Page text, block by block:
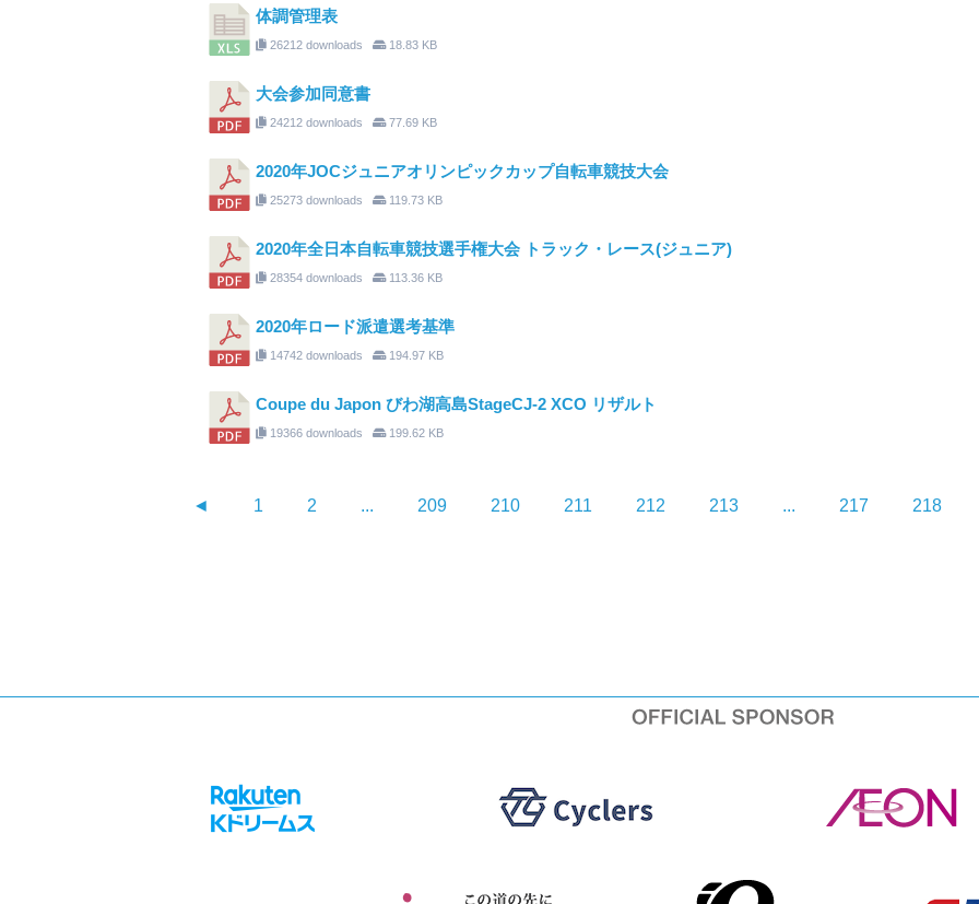
体調管理表
26212 downloads 18.83 KB
大会参加同意書
24212 downloads 77.69 KB
2020年JOCジュニアオリンピックカップ自転車競技大会
25273 downloads 119.73 KB
2020年全日本自転車競技選手権大会 トラック・レース(ジュニア)
28354 downloads 113.36 KB
2020年ロード派遣選考基準
14742 downloads 194.97 KB
Coupe du Japon びわ湖高島StageCJ-2 XCO リザルト
19366 downloads 199.62 KB
◄ 1 2 ... 209 210 211 212 213 ... 217 218